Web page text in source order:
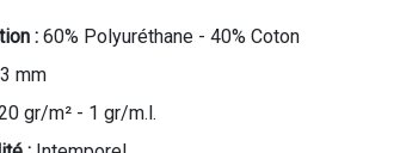
: 60% Polyuréthane - 40% Coton
3 mm
gr/m² - 1 gr/m.l.